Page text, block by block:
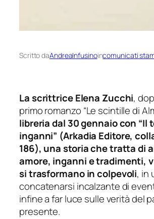
Scritto daAndreaInfusinoincomunicati
La scrittrice Elena Zucchi,
primo romanzo “Le scintille di
libreria dal 30 gennaio con “Il
inganni” (Arkadia Editore,
186), una storia che tratta di
amore, inganni e tradimenti,
si trasformano in colpevoli, in
concatenarsi incalzante di
infine a far luce sulle verità del
presente.